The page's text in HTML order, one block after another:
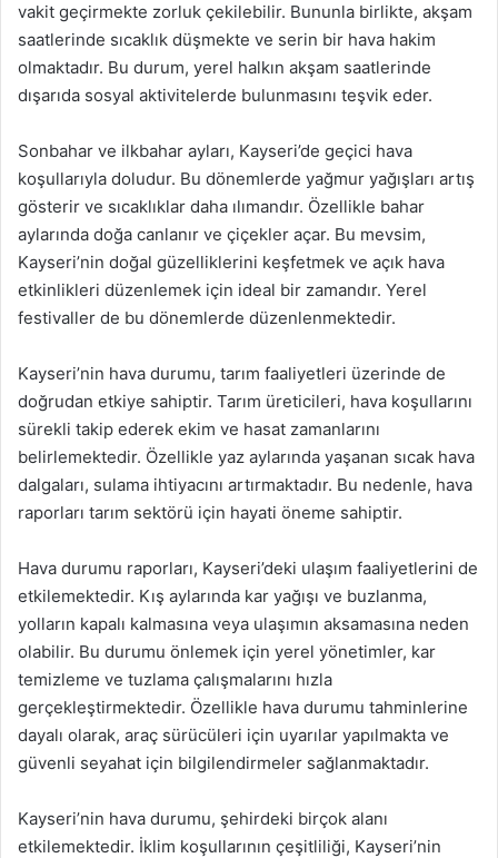
vakit geçirmekte zorluk çekilebilir. Bununla birlikte, akşam
saatlerinde sıcaklık düşmekte ve serin bir hava hakim
olmaktadır. Bu durum, yerel halkın akşam saatlerinde
dışarıda sosyal aktivitelerde bulunmasını teşvik eder.
Sonbahar ve ilkbahar ayları, Kayseri’de geçici hava
koşullarıyla doludur. Bu dönemlerde yağmur yağışları artış
gösterir ve sıcaklıklar daha ılımandır. Özellikle bahar
aylarında doğa canlanır ve çiçekler açar. Bu mevsim,
Kayseri’nin doğal güzelliklerini keşfetmek ve açık hava
etkinlikleri düzenlemek için ideal bir zamandır. Yerel
festivaller de bu dönemlerde düzenlenmektedir.
Kayseri’nin hava durumu, tarım faaliyetleri üzerinde de
doğrudan etkiye sahiptir. Tarım üreticileri, hava koşullarını
sürekli takip ederek ekim ve hasat zamanlarını
belirlemektedir. Özellikle yaz aylarında yaşanan sıcak hava
dalgaları, sulama ihtiyacını artırmaktadır. Bu nedenle, hava
raporları tarım sektörü için hayati öneme sahiptir.
Hava durumu raporları, Kayseri’deki ulaşım faaliyetlerini de
etkilemektedir. Kış aylarında kar yağışı ve buzlanma,
yolların kapalı kalmasına veya ulaşımın aksamasına neden
olabilir. Bu durumu önlemek için yerel yönetimler, kar
temizleme ve tuzlama çalışmalarını hızla
gerçekleştirmektedir. Özellikle hava durumu tahminlerine
dayalı olarak, araç sürücüleri için uyarılar yapılmakta ve
güvenli seyahat için bilgilendirmeler sağlanmaktadır.
Kayseri’nin hava durumu, şehirdeki birçok alanı
etkilemektedir. İklim koşullarının çeşitliliği, Kayseri’nin